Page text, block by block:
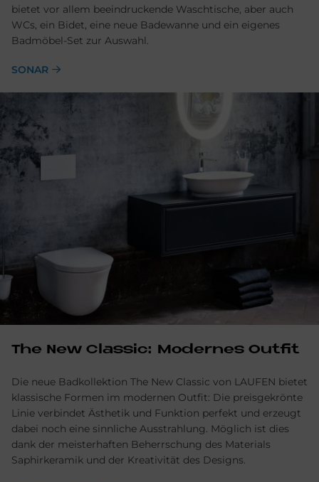
bietet vor allem beeindruckende Waschtische, aber auch
WCs, ein Bidet, eine neue Badewanne und ein eigenes
Badmöbel-Set zur Auswahl.
SONAR
The New Classic: Modernes Outfit
Die neue Badkollektion The New Classic von LAUFEN bietet
klassische Formen im modernen Outfit: Die preisgekrönte
Linie verbindet Ästhetik und Funktion perfekt und erzeugt
dabei noch eine sinnliche Ausstrahlung. Möglich ist dies
dank der meisterhaften Beherrschung des Materials
Saphirkeramik und der Kreativität des Designs.